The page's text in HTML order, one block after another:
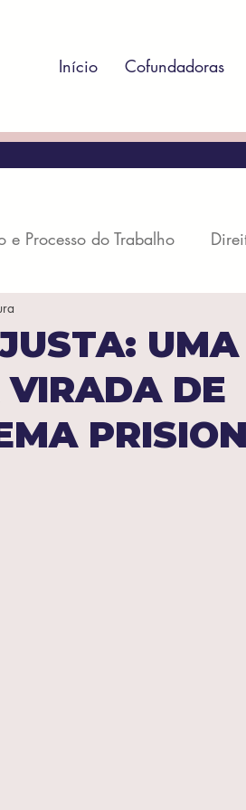
Início Cofundadoras
e Processo do Trabalho
Administrativo
Direito Econômico
Direito Notorial
UMA
DE